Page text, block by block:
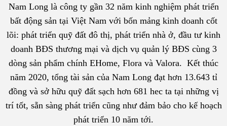
Nam Long là công ty gần 32 năm kinh nghiệm phát triển
bất động sản tại Việt Nam với bốn mảng kinh doanh cốt
lõi: phát triển quỹ đất đô thị, phát triển nhà ở, đầu tư kinh
doanh BĐS thương mại và dịch vụ quản lý BĐS cùng 3
dòng sản phẩm chính EHome, Flora và Valora. Kết thúc
năm 2020, tổng tài sản của Nam Long đạt hơn 13.643 tỉ
đồng và sở hữu quỹ đất sạch hơn 681 hec ta tại những vị
trí tốt, sẵn sàng phát triển cũng như đảm bảo cho kế hoạch
phát triển 10 năm tới.